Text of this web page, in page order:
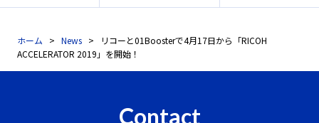
ホーム News
リコーと01Boosterで4月17日から「RICOH
ACCELERATOR 2019」を開始！
Contact